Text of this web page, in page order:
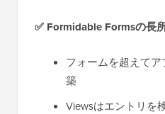
✅ Formidable Formsの長
フォームを超えて
築
Viewsはエントリを